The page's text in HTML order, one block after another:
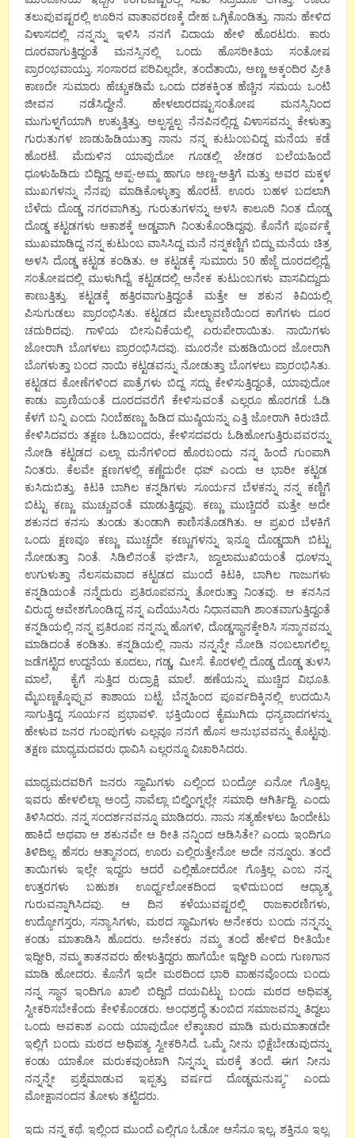
ತಲುಪುವಷ್ಟರಲ್ಲಿ ಊರಿನ ವಾತಾವರಣಕ್ಕೆ ದೇಹ ಒಗ್ಗಿಕೊಂಡಿತ್ತು. ನಾನು ಹೇಳಿದ
ವಿಳಾಸದಲ್ಲಿ ನನ್ನನ್ನು ಇಳಿಸಿ ನನಗೆ ವಿದಾಯ ಹೇಳಿ ಹೊರಟರು. ಕಾರು
ದೂರವಾಗುತ್ತಿದ್ದಂತೆ ಮನಸ್ಸಿನಲ್ಲಿ ಒಂದು ಹೊಸರೀತಿಯ ಸಂತೋಷ
ಪ್ರಾರಂಭವಾಯ್ತು. ಸಂಸಾರದ ಪರಿವಿಲ್ಲದೇ, ತಂದೆತಾಯಿ, ಅಣ್ಣ ಅಕ್ಕಂದಿರ ಪ್ರೀತಿ
ಕಾಣದೇ ಸುಮಾರು ಹೆಚ್ಚುಕಡಿಮೆ ಒಂದು ದಶಕಕ್ಕಿಂತ ಹೆಚ್ಚಿನ ಸಮಯ ಒಂಟಿ
ಜೀವನ ನಡೆಸಿದ್ದೇನೆ. ಹೇಳಲಾರದಷ್ಟುಸಂತೋಷ ಮನಸ್ಸಿನಿಂದ
ಮುಗುಳ್ನಗೆಯಾಗಿ ಉಕ್ಕುತ್ತಿತ್ತು. ಅಲ್ಪಸ್ವಲ್ಪ ನೆನಪಿನಲ್ಲಿದ್ದ ವಿಳಾಸವನ್ನು ಕೇಳುತ್ತಾ
ಗುರುತುಗಳ ಜಾಡುಹಿಡಿಯುತ್ತಾ ನಾನು ನನ್ನ ಕುಟುಂಬವಿದ್ದ ಮನೆಯ ಕಡೆ
ಹೊರಟೆ. ಮೆದುಳಿನ ಯಾವುದೋ ಗೂಡಲ್ಲಿ ಜೇಡರ ಬಲೆಯಹಿಂದೆ
ಧೂಳುಹಿಡಿದು ಬಿದ್ದಿದ್ದ ಅಪ್ಪ-ಅಮ್ಮ ಹಾಗೂ ಅಣ್ಣ-ಅತ್ತಿಗೆ ಮತ್ತು ಅವರ ಮಕ್ಕಳ
ಮುಖಗಳನ್ನು ನೆನಪು ಮಾಡಿಕೊಳ್ಳುತ್ತಾ ಹೊರಟೆ. ಊರು ಬಹಳ ಬದಲಾಗಿ
ಬೆಳೆದು ದೊಡ್ಡ ನಗರವಾಗಿತ್ತು. ಗುರುತುಗಳನ್ನು ಅಳಸಿ ಕಾಲೂರಿ ನಿಂತ ದೊಡ್ಡ
ದೊಡ್ಡ ಕಟ್ಟಡಗಳು ಆಕಾಶಕ್ಕೆ ಅಡ್ಡವಾಗಿ ನಿಂತುಕೊಂಡಿದ್ದವು. ಕೊನೆಗೆ ಪೂರ್ವಕ್ಕೆ
ಮುಖಮಾಡಿದ್ದ ನನ್ನ ಕುಟುಂಬ ವಾಸಿಸಿದ್ದ ಮನೆ ನನ್ನಕಣ್ಣಿಗೆ ಬಿದ್ದು ಮನೆಯ ಚಿತ್ರ
ಅಳಸಿ ದೊಡ್ಡ ಕಟ್ಟಡ ಕಂಡಿತು. ಆ ಕಟ್ಟಡಕ್ಕೆ ಸುಮಾರು 50 ಹೆಜ್ಜೆ ದೂರದಲ್ಲಿದ್ದೆ.
ಸಂತೋಷದಲ್ಲಿ ಮುಳುಗಿದ್ದೆ. ಕಟ್ಟಡದಲ್ಲಿ ಅನೇಕ ಕುಟುಂಬಗಳು ವಾಸವಿದ್ದುದು
ಕಾಣುತ್ತಿತ್ತು. ಕಟ್ಟಡಕ್ಕೆ ಹತ್ತಿರವಾಗುತ್ತಿದ್ದಂತೆ ಮತ್ತೇ ಆ ಶಕುನ ಕಿವಿಯಲ್ಲಿ
ಪಿಸುಗುಡಲು ಪ್ರಾರಂಭಿಸಿತು. ಕಟ್ಟಡದ ಮೇಲ್ಛಾವಣಿಯಿಂದ ಕಾಗೆಗಳು ದೂರ
ಚದುರಿದವು. ಗಾಳಿಯ ಬೀಸುವಿಕೆಯಲ್ಲಿ ಏರುಪೇರಾಯಿತು. ನಾಯಿಗಳು
ಜೋರಾಗಿ ಬೊಗಳಲು ಪ್ರಾರಂಭಿಸಿದವು. ಮೂರನೇ ಮಹಡಿಯಿಂದ ಜೋರಾಗಿ
ಬೊಗಳುತ್ತಾ ಬಂದ ನಾಯಿ ಕಟ್ಟಡವನ್ನು ನೋಡುತ್ತಾ ಬೊಗಳಲು ಪ್ರಾರಂಭಿಸಿತು.
ಕಟ್ಟಡದ ಕೋಣೆಗಳಿಂದ ಪಾತ್ರೆಗಳು ಬಿದ್ದ ಸದ್ದು ಕೇಳಿಸುತ್ತಿದ್ದಂತೆ, ಯಾವುದೋ
ಕಾಡು ಪ್ರಾಣಿಯಂತೆ ದೂರದವರೆಗೆ ಕೇಳಿಸುವಂತೆ ಎಲ್ಲರೂ ಹೊರಗಡೆ ಓಡಿ
ಕೆಳಗೆ ಬನ್ನಿ ಎಂದು ನಿಂಬೆಹಣ್ಣು ಹಿಡಿದ ಮುಷ್ಠಿಯನ್ನು ಎತ್ತಿ ಜೋರಾಗಿ ಕಿರುಚಿದೆ.
ಕೇಳಿಸಿದವರು ತಕ್ಷಣ ಓಡಿಬಂದರು, ಕೇಳಿಸದವರು ಓಡಿಹೋಗುತ್ತಿರುವವರನ್ನು
ನೋಡಿ ಕಟ್ಟಡದ ಎಲ್ಲಾ ಮನೆಗಳಿಂದ ಹೊರಬಂದು ನನ್ನ ಹಿಂದೆ ಗುಂಪಾಗಿ
ನಿಂತರು. ಕೆಲವೇ ಕ್ಷಣಗಳಲ್ಲಿ ಕಣ್ಣೆದುರೇ ಧಪ್ ಎಂದು ಆ ಭಾರೀ ಕಟ್ಟಡ
ಕುಸಿದುಬಿತ್ತು. ಕಿಟಕಿ ಬಾಗಿಲ ಕನ್ನಡಿಗಳು ಸೂರ್ಯನ ಬೆಳಕನ್ನು ನನ್ನ ಕಣ್ಣಿಗೆ
ಬಿಟ್ಟು ಕಣ್ಣು ಮುಚ್ಚುವಂತೆ ಮಾಡುತ್ತಿದ್ದವು. ಕಣ್ಣು ಮುಚ್ಚಿದರೆ ಮತ್ತೇ ಅದೇ
ಶಕುನದ ಕನಸು ತುಂಡು ತುಂಡಾಗಿ ಕಾಣಿಸತೊಡಗಿತು. ಆ ಪ್ರಖರ ಬೆಳಕಿಗೆ
ಒಂದು ಕ್ಷಣವೂ ಕಣ್ಣು ಮುಚ್ಚದೇ ಕಣ್ಣುಗಳನ್ನು ಇನ್ನೂ ದೊಡ್ಡದಾಗಿ ಬಿಟ್ಟು
ನೋಡುತ್ತಾ ನಿಂತೆ. ಸಿಡಿಲಿನಂತೆ ಘರ್ಜಿಸಿ, ಜ್ವಾಲಾಮುಖಿಯಂತೆ ಧೂಳನ್ನು
ಉಗುಳುತ್ತಾ ನೆಲಸಮವಾದ ಕಟ್ಟಡದ ಮುಂದೆ ಕಿಟಕಿ, ಬಾಗಿಲ ಗಾಜುಗಳು
ಕನ್ನಡಿಯಂತೆ ನನ್ನೆದುರು ಪ್ರತಿರೂಪವನ್ನು ತೋರುತ್ತಾ ನಿಂತವು. ಆ ಕನಸಿನ
ವಿರುದ್ಧ ಆವೇಶಗೊಂಡಿದ್ದ ನನ್ನ ಎದೆಯುಸಿರು ನಿಧಾನವಾಗಿ ಶಾಂತವಾಗುತ್ತಿದ್ದಂತೆ
ಕನ್ನಡಿಯಲ್ಲಿ ನನ್ನ ಪ್ರತಿರೂಪ ನನ್ನನ್ನು ಹೊಗಳಿ, ದೊಡ್ಡಸ್ಥಾನಕ್ಕೇರಿಸಿ ಸನ್ಮಾನವನ್ನು
ಮಾಡಿದಂತೆ ಕಂಡಿತು. ಕನ್ನಡಿಯಲ್ಲಿ ನಾನು ನನ್ನನ್ನೇ ನೋಡಿ ನಂಬಲಾಗಲಿಲ್ಲ.
ಜಡೆಗಟ್ಟಿದ ಉದ್ದನೆಯ ಕೂದಲು, ಗಡ್ಡ, ಮೀಸೆ. ಕೊರಳಲ್ಲಿ ದೊಡ್ಡ ದೊಡ್ಡ ತುಳಸಿ
ಮಾಲೆ, ಕೈಗೆ ಸುತ್ತಿದ ರುದ್ರಾಕ್ಷಿ ಮಾಲೆ. ಹಣೆಯನ್ನು ಮುಚ್ಚಿದ ವಿಭೂತಿ.
ಮೈಬಣ್ಣಕ್ಕೊಪ್ಪುವ ಕಾಶಾಯ ಬಟ್ಟೆ. ಬೆನ್ನಹಿಂದ ಪೂರ್ವದಿಕ್ಕಿನಲ್ಲಿ ಉದಯಿಸಿ
ಸಾಗುತ್ತಿದ್ದ ಸೂರ್ಯನ ಪ್ರಭಾವಳಿ. ಭಕ್ತಿಯಿಂದ ಕೈಮುಗಿದು ಧನ್ಯವಾದಗಳನ್ನು
ಹೇಳುವ ಜನರ ಗುಂಪುಗಳು ಎಲ್ಲವೂ ನನಗೆ ಹೊಸ ಅನುಭವವನ್ನು ಕೊಟ್ಟವು.
ತಕ್ಷಣ ಮಾಧ್ಯಮದವರು ಧಾವಿಸಿ ಎಲ್ಲರನ್ನೂ ವಿಚಾರಿಸಿದರು.
ಮಾಧ್ಯಮದವರಿಗೆ ಜನರು ಸ್ವಾಮಿಗಳು ಎಲ್ಲಿಂದ ಬಂದ್ರೋ ಏನೋ ಗೊತ್ತಿಲ್ಲ.
ಇವರು ಹೇಳಲಿಲ್ಲಾ ಅಂದ್ರೆ ನಾವೆಲ್ಲಾ ಬಿಲ್ಡಿಂಗ್ನಲ್ಲೇ ಸಮಾಧಿ ಆಗಿರ್ತಿದ್ವಿ. ಎಂದು
ತಿಳಿಸಿದರು. ನನ್ನ ಸಂದರ್ಶನವನ್ನೂ ಮಾಡಿದರು. ನಾನು ಸತ್ಯಹೇಳಲು ಹಿಂದೇಟು
ಹಾಕಿದೆ ಅಥವಾ ಆ ಶಕುನವೇ ಆ ರೀತಿ ನನ್ನಿಂದ ಆಡಿಸಿತೇ? ಎಂದು ಇಂದಿಗೂ
ತಿಳಿದಿಲ್ಲ. ಹೆಸರು ಆತ್ಮಾನಂದ, ಊರು ಎಲ್ಲಿರುತ್ತೇನೋ ಅದೇ ನನ್ನೂರು. ತಂದೆ
ತಾಯಿಗಳು ಇಲ್ಲೇ ಇದ್ದರು ಆದರೆ ಎಲ್ಲಿಹೋದರೋ ಗೊತ್ತಿಲ್ಲ ಎಂಬ ನನ್ನ
ಉತ್ತರಗಳು ಬಹುಶಃ ಊರ್ಧ್ವಲೋಕದಿಂದ ಇಳಿದುಬಂದ ಆಧ್ಯಾತ್ಮ
ಗುರುವನ್ನಾಗಿಸಿದವು. ಆ ದಿನ ಕಳೆಯುವಷ್ಟರಲ್ಲಿ ರಾಜಕಾರಣಿಗಳು,
ಉದ್ಯೋಗಸ್ತರು, ಸನ್ಯಾಸಿಗಳು, ಮಠದ ಸ್ವಾಮಿಗಳು ಅನೇಕರು ಬಂದು ನನ್ನನ್ನು
ಕಂಡು ಮಾತಾಡಿಸಿ ಹೊದರು. ಅನೇಕರು ನಮ್ಮ ತಂದೆ ಹೇಳಿದ ರೀತಿಯೇ
ಇದ್ದೀರಿ, ನಮ್ಮ ತಾತನವರು ಹೇಳುತ್ತಿದ್ದರು ಹಾಗೆಯೇ ಇದ್ದೀರಿ ಎಂದು ಗುಣಗಾನ
ಮಾಡಿ ಹೋದರು. ಕೊನೆಗೆ ಇದೇ ಮಠದಿಂದ ಭಾರಿ ವಾಹನವೊಂದು ಬಂದು
ನನ್ನ ಸ್ಥಾನ ಇಂದಿಗೂ ಖಾಲಿ ಬಿದ್ದಿದೆ ದಯವಿಟ್ಟು ಬಂದು ಮಠದ ಅಧಿಪತ್ಯ
ಸ್ವೀಕರಿಸಬೇಕೆಂದು ಕೇಳಿಕೊಂಡರು. ಅಂಧಶ್ರದ್ಧೆ ತುಂಬಿದ ಸಮಾಜವನ್ನು ತಿದ್ದಲು
ಒಂದು ಅವಕಾಶ ಎಂದು ಯಾವುದೋ ಲೆಕ್ಕಾಚಾರ ಮಾಡಿ ಮರುಮಾತಾಡದೇ
ಇಲ್ಲಿಗೆ ಬಂದು ಮಠದ ಅಧಿಪತ್ಯ ಸ್ವೀಕರಿಸಿದೆ. ಒಮ್ಮೆ ನೀನು ಭಿಕ್ಷೆಬೇಡುವುದನ್ನು
ಕಂಡು ಯಾಕೋ ಮರುಕವುಂಟಾಗಿ ನಿನ್ನನ್ನು ಮಠಕ್ಕೆ ತಂದೆ. ಈಗ ನೀನು
ನನ್ನನ್ನೇ ಪ್ರಶ್ನೆಮಾಡುವ ಇಪ್ಪತ್ತು ವರ್ಷದ ದೊಡ್ಡಮನುಷ್ಯ” ಎಂದು
ಮೋಕ್ಷಾನಂದನ ತೋಳು ತಟ್ಟಿದರು.
ಇದು ನನ್ನ ಕಥೆ. ಇಲ್ಲಿಂದ ಮುಂದೆ ಎಲ್ಲಿಗೂ ಓಡೋ ಆಸೆನೂ ಇಲ್ಲ, ಶಕ್ತಿನೂ ಇಲ್ಲ.